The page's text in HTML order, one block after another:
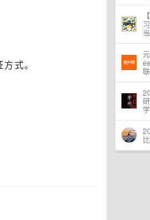
式。